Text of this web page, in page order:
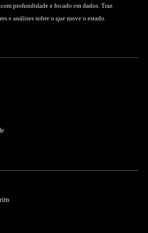
profundidade e focado em dados. Traz
e análises sobre o que move o estado.